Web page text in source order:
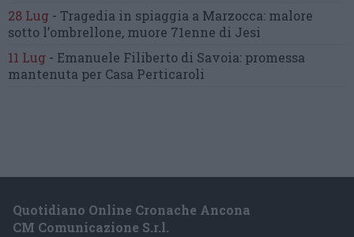
28 Lug - Tragedia in spiaggia a Marzocca: malore
sotto l’ombrellone, muore 71enne di Jesi
11 Lug - Emanuele Filiberto di Savoia: promessa
mantenuta per Casa Perticaroli
Quotidiano Online Cronache Ancona
CM Comunicazione S.r.l.